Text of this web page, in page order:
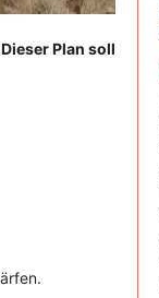
Plan soll